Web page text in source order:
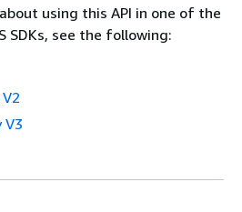
using this API in one of the
SDKs, see the following:
V3